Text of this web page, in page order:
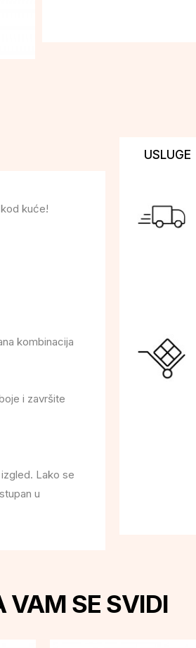
kuće!
kombinacija
i završite
Lako se
u
USLUGE
VAM SE SVIDI